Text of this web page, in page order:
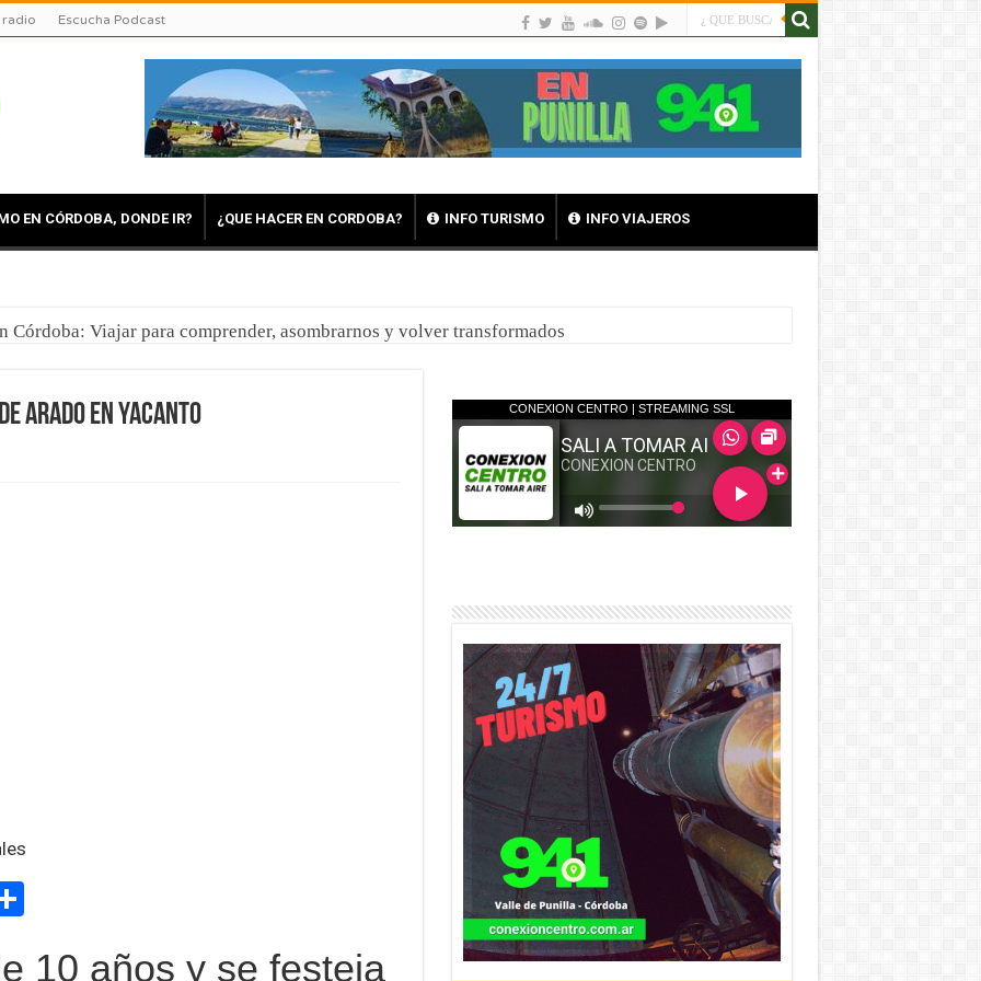
radio Escucha Podcast
EN CÓRDOBA, DONDE IR? ¿QUE HACER EN CORDOBA? INFO TURISMO INFO VIAJEROS
Córdoba: Viajar para comprender, asombrarnos y volver transformados
Arado en Yacanto
C
m
10 años y se festeja